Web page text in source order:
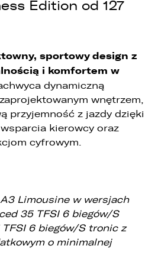
Edition od 127
sportowy design z
i komfortem w
dynamiczną
wnętrzem,
przyjemność z jazdy dzięki
kierowcy oraz
cyfrowym.
Limousine w wersjach
35 TFSI 6 biegów/S
6 biegów/S tronic z
o minimalnej
Europejskiego i
z dnia 27 kwietnia 2016 r. w
fizycznych w związku z
osobowych i w sprawie
takich danych oraz
95/46/WE (ogólne
danych „RODO”),
przetwarzania